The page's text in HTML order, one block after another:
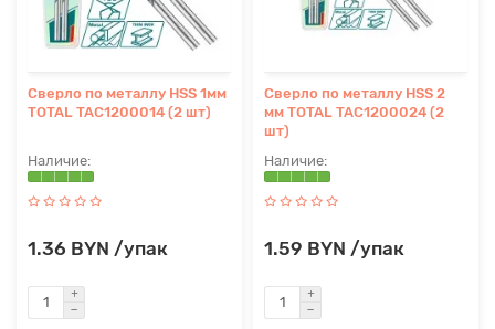
Сверло по металлу HSS 1мм
TOTAL TAC1200014 (2 шт)
1.36 BYN /упак
Сверло по металлу HSS 2
мм TOTAL TAC1200024 (2
шт)
1.59 BYN /упак